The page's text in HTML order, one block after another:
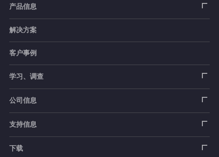
产品信息
应变片
传感器
载荷传感器
加速度传感器
压力传感器
土木用传感器
载荷传感器
土压计
汽车用传感器
安全带拉力传感器
测量器
软件
解决方案
客户事例
学习、调查
应变片
传感器
测量仪器
公司信息
销售网络
公司概况
支持信息
安全数据表（SDS）
下载